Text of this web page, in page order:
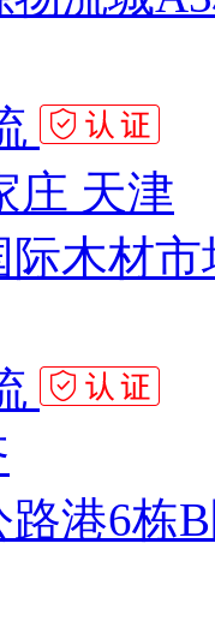
庄 天津
木材
港6栋